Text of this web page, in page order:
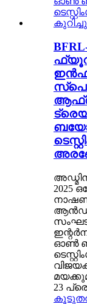
2025
ആൻഡ്
ഓൺ
23